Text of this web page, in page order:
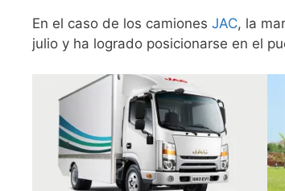
En el caso de los camiones JAC, la
julio y ha logrado posicionarse en el